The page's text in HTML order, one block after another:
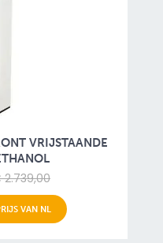
VRIJSTAANDE
VAN NL